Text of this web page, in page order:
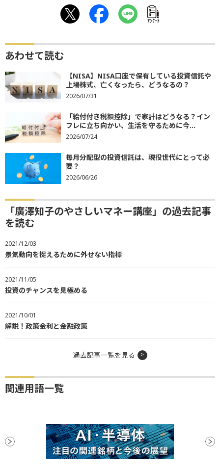
ｱﾝｹｰﾄ
あわせて読む
【NISA】NISA口座で保有している投資信託や
上場株式、亡くなったら、どうなるの？
2026/07/31
「給付付き税額控除」で家計はどうなる？イン
フレに立ち向かい、生活を守るために今...
2026/07/24
毎月分配型の投資信託は、現役世代にとって必
要？
2026/06/26
「廣澤知子のやさしいマネー講座」の過去記事
を読む
2021/12/03
景気動向を捉えるために外せない指標
2021/11/05
投資のチャンスを見極める
2021/10/01
解説！政策金利と金融政策
過去記事一覧を見る
関連用語一覧